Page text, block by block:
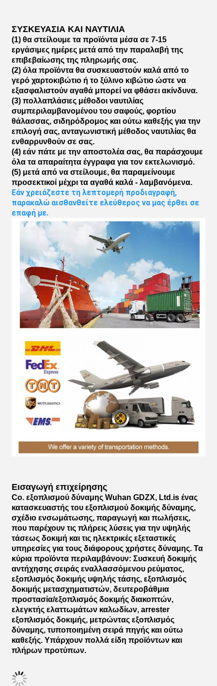
ΣΥΣΚΕΥΑΣΙΑ ΚΑΙ ΝΑΥΤΙΛΙΑ
(1) θα στείλουμε τα προϊόντα μέσα σε 7-15
εργάσιμες ημέρες μετά από την παραλαβή της
επιβεβαίωσης της πληρωμής σας.
(2) όλα προϊόντα θα συσκευαστούν καλά από το
γερό χαρτοκιβώτιο ή το ξύλινο κιβώτιο ώστε να
εξασφαλιστούν αγαθά μπορεί να φθάσει ακίνδυνα.
(3) πολλαπλάσιες μέθοδοι ναυτιλίας
συμπεριλαμβανομένου του σαφούς, φορτίου
θάλασσας, σιδηρόδρομος και ούτω καθεξής για την
επιλογή σας, ανταγωνιστική μέθοδος ναυτιλίας θα
ενθαρρυνθούν σε σας.
(4) εάν πάτε με την αποστολέα σας, θα παράσχουμε
όλα τα απαραίτητα έγγραφα για τον εκτελωνισμό.
(5) μετά από να στείλουμε, θα παραμείνουμε
προσεκτικοί μέχρι τα αγαθά καλά - λαμβανόμενα.
Εάν χρειάζεστε τη λεπτομερή προδιαγραφή,
παρακαλώ αισθανθείτε ελεύθερος να μας έρθει σε
επαφή με.
Εισαγωγή επιχείρησης
Co. εξοπλισμού δύναμης Wuhan GDZX, Ltd.is ένας
κατασκευαστής του εξοπλισμού δοκιμής δύναμης,
σχέδιο ενσωμάτωσης, παραγωγή και πωλήσεις,
που παρέχουν τις πλήρεις λύσεις για την υψηλής
τάσεως δοκιμή και τις ηλεκτρικές εξεταστικές
υπηρεσίες για τους διάφορους χρήστες δύναμης. Τα
κύρια προϊόντα περιλαμβάνουν: Συσκευή δοκιμής
αντήχησης σειράς εναλλασσόμενου ρεύματος,
εξοπλισμός δοκιμής υψηλής τάσης, εξοπλισμός
δοκιμής μετασχηματιστών, δευτεροβάθμια
προστασία/εξοπλισμός δοκιμής διακοπτών,
ελεγκτής ελαττωμάτων καλωδίων, arrester
εξοπλισμός δοκιμής, μετρώντας εξοπλισμός
δύναμης, τυποποιημένη σειρά πηγής και ούτω
καθεξής. Υπάρχουν πολλά είδη προϊόντων και
πλήρων προτύπων.